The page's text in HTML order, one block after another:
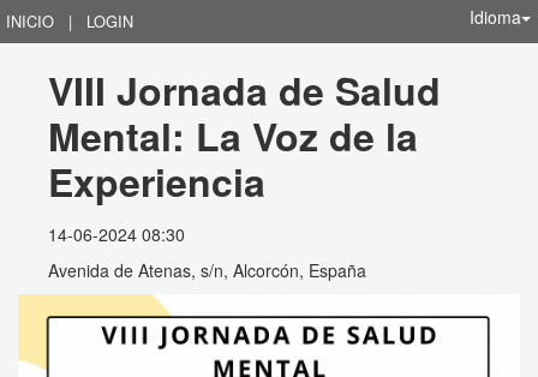
INICIO | LOGIN Idioma
VIII Jornada de Salud
Mental: La Voz de la
Experiencia
14-06-2024 08:30
Avenida de Atenas, s/n, Alcorcón, España